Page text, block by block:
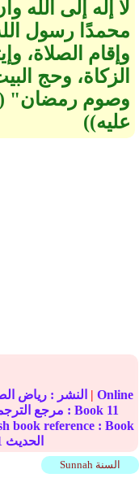
لا إله إلى الله
محمدًا رسول
وإقام الصلاة،
الزكاة، وحج
وصوم رمضان‏"‏
عليه‏)‏‏)‏
النشر : رياض | Online
translation reference مرجع الترجمة على الإنترنت : Book 11
book reference : Book
الحديث
Sunnah السنة